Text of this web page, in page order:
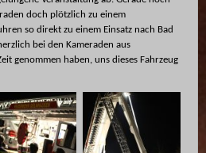
doch plötzlich zu einem
so direkt zu einem Einsatz nach Bad
bei den Kameraden aus
genommen haben, uns dieses Fahrzeug